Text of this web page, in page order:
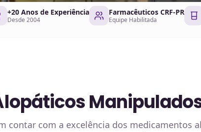
+20 Anos de Experiência
Desde 2004
Farmacêuticos CRF-PR
Equipe Habilitada
contar com a excelência dos medicamentos